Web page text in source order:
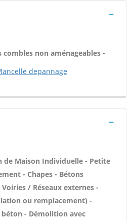
combles non aménageables -
depannage
de Maison Individuelle - Petite
- Chapes - Bétons
/ Réseaux externes -
ou remplacement) -
béton - Démolition avec